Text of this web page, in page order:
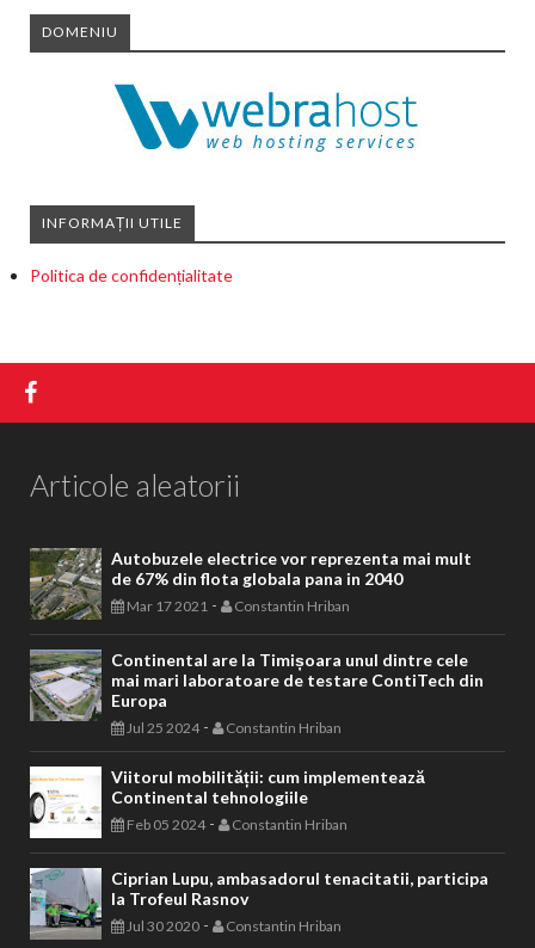
DOMENIU
INFORMAȚII UTILE
Politica de confidențialitate
Articole aleatorii
Autobuzele electrice vor reprezenta mai mult
de 67% din flota globala pana in 2040
Mar 17 2021 - Constantin Hriban
Continental are la Timișoara unul dintre cele
mai mari laboratoare de testare ContiTech din
Europa
Jul 25 2024- Constantin Hriban
Viitorul mobilității: cum implementează
Continental tehnologiile
Feb 05 2024- Constantin Hriban
Ciprian Lupu, ambasadorul tenacitatii, participa
la Trofeul Rasnov
Jul 30 2020 - Constantin Hriban